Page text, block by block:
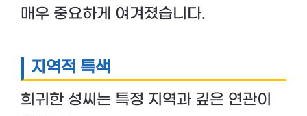
매우 중요하게 여겨졌습니다.
지역적 특색
희귀한 성씨는 특정 지역과 깊은 연관이